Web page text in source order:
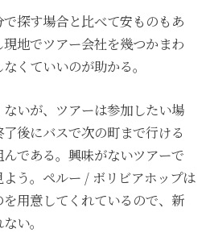
探す場合と比べて安ものもあ
地でツアー会社を幾つかまわ
くていいのが助かる。
いが、ツアーは参加したい場
後にバスで次の町まで行ける
である。興味がないツアーで
う。ペルー / ボリビアホップは
用意してくれているので、新
い。